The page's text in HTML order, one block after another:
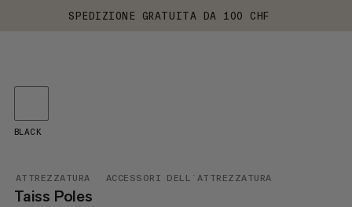
SPEDIZIONE GRATUITA DA 100 CHF
ATTREZZATURA ACCESSORI DELL`ATTREZZATURA
Taiss Poles
BLACK